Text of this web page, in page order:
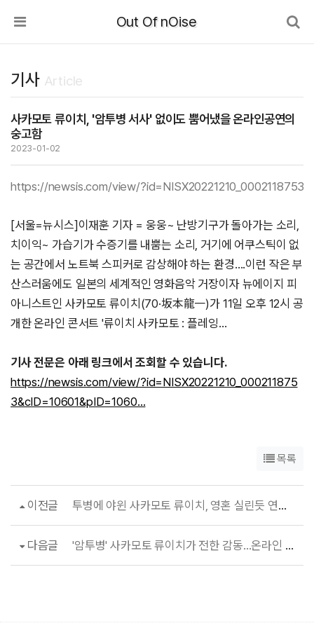
Out Of nOise
기사 Article
사카모토 류이치, '암투병 서사' 없이도 뿜어냈을 온라인공연의
숭고함
2023-01-02
https://newsis.com/view/
[서울=뉴시스]이재훈 기자 = 웅웅~ 난방기구가 돌아가는 소리,
치이익~ 가습기가 수증기를 내뿜는 소리, 거기에 어쿠스틱이 없
는 공간에서 노트북 스피커로 감상해야 하는 환경….이런 작은 부
산스러움에도 일본의 세계적인 영화음악 거장이자 뉴에이지 피
아니스트인 사카모토 류이치(70·坂本龍一)가 11일 오후 12시 공
개한 온라인 콘서트 '류이치 사카모토 : 플레잉…
기사 전문은 아래 링크에서 조회할 수 있습니다.
https://newsis.com/view/?id=NISX20221210_000211875
3&cID=10601&pID=1060…
목록
이전글 투병에 야윈 사카모토 류이치, 영혼 실린듯 연주는 묵직했다
다음글 '암투병' 사카모토 류이치가 전한 감동…온라인 독주회